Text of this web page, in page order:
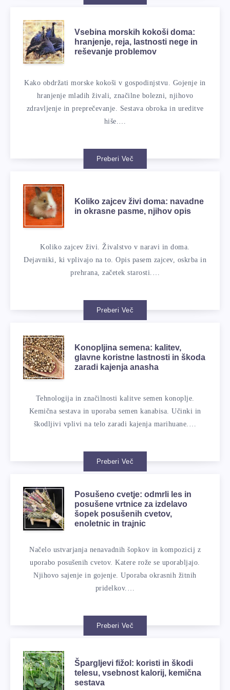
Vsebina morskih kokoši doma:
hranjenje, reja, lastnosti nege in
reševanje problemov
Kako obdržati morske kokoši v gospodinjstvu. Gojenje in
hranjenje mladih živali, značilne bolezni, njihovo
zdravljenje in preprečevanje. Sestava obroka in ureditve
hiše.…
Preberi Več
Koliko zajcev živi doma: navadne
in okrasne pasme, njihov opis
Koliko zajcev živi. Živalstvo v naravi in ​​doma.
Dejavniki, ki vplivajo na to. Opis pasem zajcev, oskrba in
prehrana, začetek starosti.…
Preberi Več
Konopljina semena: kalitev,
glavne koristne lastnosti in škoda
zaradi kajenja anasha
Tehnologija in značilnosti kalitve semen konoplje.
Kemična sestava in uporaba semen kanabisa. Učinki in
škodljivi vplivi na telo zaradi kajenja marihuane.…
Preberi Več
Posušeno cvetje: odmrli les in
posušene vrtnice za izdelavo
šopek posušenih cvetov,
enoletnic in trajnic
Načelo ustvarjanja nenavadnih šopkov in kompozicij z
uporabo posušenih cvetov. Katere rože se uporabljajo.
Njihovo sajenje in gojenje. Uporaba okrasnih žitnih
pridelkov.…
Preberi Več
Špargljevi fižol: koristi in škodi
telesu, vsebnost kalorij, kemična
sestava